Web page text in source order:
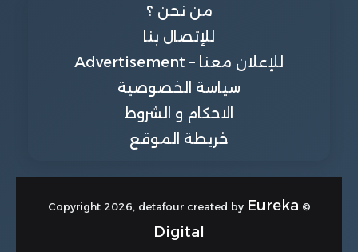
من نحن ؟
للإتصال بنا
للإعلان معنا – Advertisement
سياسة الخصوصية
الاحكام و الشروط
خريطة الموقع
© Copyright 2026, detafour created by
Eureka
Digital